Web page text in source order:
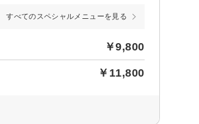
すべてのスペシャルメニューを見る
￥9,800
￥11,800